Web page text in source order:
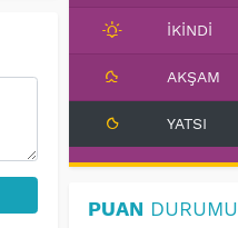
İKINDI
AKŞAM
YATSI
PUAN DURUMU